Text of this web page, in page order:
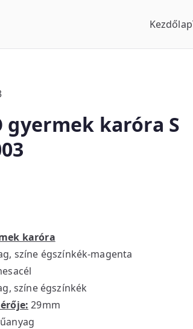
Kezdőlap
gyermek karóra S
karóra
színe égszínkék-magenta
színe égszínkék
29mm